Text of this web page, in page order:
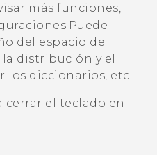
más funciones,
Puede
del espacio de
distribución y el
los diccionarios, etc.
cerrar el teclado en